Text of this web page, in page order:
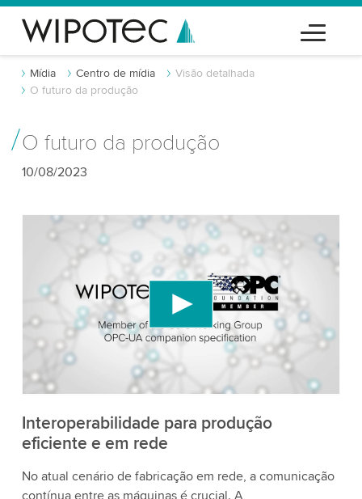
Mídia Centro de mídia
Visão detalhada
O futuro da produção
O futuro da produção
10/08/2023
Precisamos do seu consentimento para
carregar o serviço de vídeo do YouTube!
Utilizamos um serviço de terceiros para incorporar
conteúdo de vídeo que pode coletar dados sobre
sua atividade. Por favor, reveja os detalhes e
aceite o serviço para assistir a este vídeo.
Mais informações
Interoperabilidade para produção
eficiente e em rede
No atual cenário de fabricação em rede, a comunicação